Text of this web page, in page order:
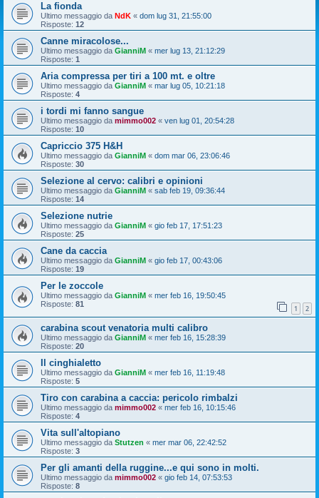
La fionda
Ultimo messaggio da NdK « dom lug 31, 21:55:00
Risposte: 12
Canne miracolose...
Ultimo messaggio da GianniM « mer lug 13, 21:12:29
Risposte: 1
Aria compressa per tiri a 100 mt. e oltre
Ultimo messaggio da GianniM « mar lug 05, 10:21:18
Risposte: 4
i tordi mi fanno sangue
Ultimo messaggio da mimmo002 « ven lug 01, 20:54:28
Risposte: 10
Capriccio 375 H&H
Ultimo messaggio da GianniM « dom mar 06, 23:06:46
Risposte: 30
Selezione al cervo: calibri e opinioni
Ultimo messaggio da GianniM « sab feb 19, 09:36:44
Risposte: 14
Selezione nutrie
Ultimo messaggio da GianniM « gio feb 17, 17:51:23
Risposte: 25
Cane da caccia
Ultimo messaggio da GianniM « gio feb 17, 00:43:06
Risposte: 19
Per le zoccole
Ultimo messaggio da GianniM « mer feb 16, 19:50:45
Risposte: 81 1 2
carabina scout venatoria multi calibro
Ultimo messaggio da GianniM « mer feb 16, 15:28:39
Risposte: 20
Il cinghialetto
Ultimo messaggio da GianniM « mer feb 16, 11:19:48
Risposte: 5
Tiro con carabina a caccia: pericolo rimbalzi
Ultimo messaggio da mimmo002 « mer feb 16, 10:15:46
Risposte: 4
Vita sull'altopiano
Ultimo messaggio da Stutzen « mer mar 06, 22:42:52
Risposte: 3
Per gli amanti della ruggine...e qui sono in molti.
Ultimo messaggio da mimmo002 « gio feb 14, 07:53:53
Risposte: 8